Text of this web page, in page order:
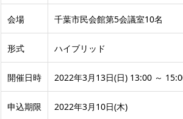
会場 千葉市民会館第5会議室10名
形式 ハイブリッド
開催日時 2022年3月13日(日) 13:00 ～
申込期限 2022年3月10日(木)